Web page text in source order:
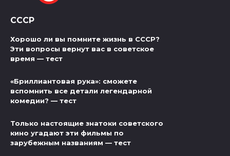
СССР
Хорошо ли вы помните жизнь в СССР?
Эти вопросы вернут вас в советское
время — тест
«Бриллиантовая рука»: сможете
вспомнить все детали легендарной
комедии? — тест
Только настоящие знатоки советского
кино угадают эти фильмы по
зарубежным названиям — тест